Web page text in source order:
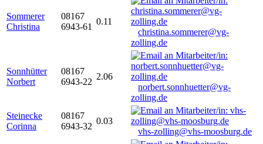
Sommerer
Christina
08167
6943-61
0.11
christina.sommerer@vg-
zolling.de
Sonnhütter
Norbert
08167
6943-22
2.06
norbert.sonnhuetter@vg-
zolling.de
Steinecke
Corinna
08167
6943-32
0.03
vhs-zolling@vhs-moosburg.de